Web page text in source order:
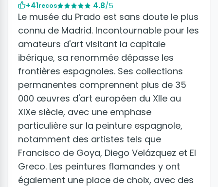
+41recos 4.8/5
Le musée du Prado est sans doute le plus
connu de Madrid. Incontournable pour les
amateurs d'art visitant la capitale
ibérique, sa renommée dépasse les
frontières espagnoles. Ses collections
permanentes comprennent plus de 35
000 œuvres d'art européen du XIIe au
XIXe siècle, avec une emphase
particulière sur la peinture espagnole,
notamment des artistes tels que
Francisco de Goya, Diego Velázquez et El
Greco. Les peintures flamandes y ont
également une place de choix, avec des